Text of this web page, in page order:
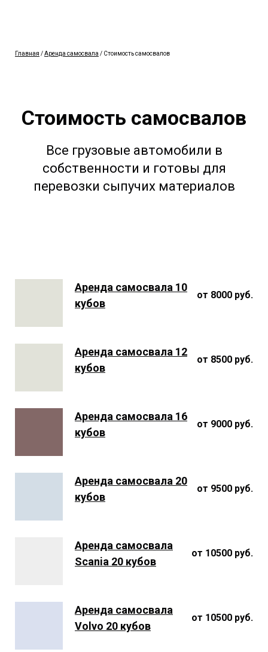
Главная /Аренда самосвала / Стоимость самосвалов
Стоимость самосвалов
Все грузовые автомобили в
собственности и готовы для
перевозки сыпучих материалов
Аренда самосвала 10
кубов
от 8000 руб.
Аренда самосвала 12
кубов
от 8500 руб.
Аренда самосвала 16
кубов
от 9000 руб.
Аренда самосвала 20
кубов
от 9500 руб.
Аренда самосвала
Scania 20 кубов
от 10500 руб.
Аренда самосвала
Volvo 20 кубов
от 10500 руб.